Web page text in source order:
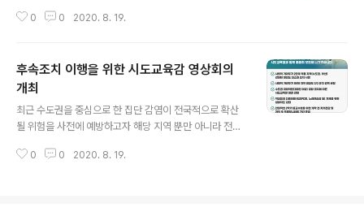
서류제출 및 가구원동의 2020년 8월 20일 목요일 9시 ~
재단 홈페이지 및 모바일 앱에서 신청 놓치지 말고 기간 내
신청하세요! 🔹한국장학재단 바로가기 : https://www.ko
saf.go.kr/ 🔸더 자세한 내용보기 : https://bit.ly/3178L
28 #2학기국가장학금 #국장 #국가장학금 #2학기국장
0 0 2020. 8. 19.
후속조치 이행을 위한 시도교육감 영상회의
개최
최근 수도권을 중심으로 한 집단 감염이 전국적으로 확산
될 위험을 사전에 예방하고자 해당 지역 뿐만 아니라 전국
지 등 후속조치에 총력을 기울이기 위해 마련되었습니다.
0 0 2020. 8. 19.